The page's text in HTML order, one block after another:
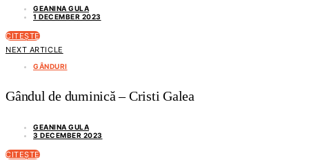
GEANINA GULA
1 DECEMBER 2023
CITEȘTE
NEXT ARTICLE
GÂNDURI
Gândul de duminică – Cristi Galea
GEANINA GULA
3 DECEMBER 2023
CITEȘTE